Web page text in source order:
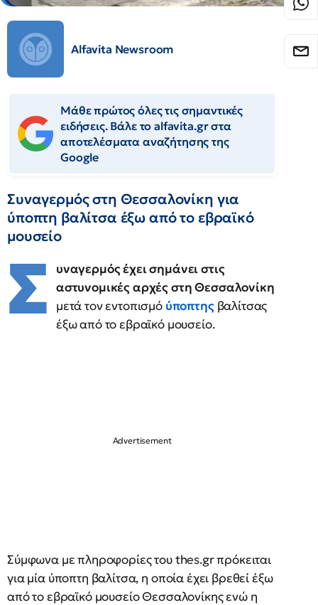
Alfavita Newsroom
Μάθε πρώτος όλες τις σημαντικές
ειδήσεις. Βάλε το alfavita.gr στα
αποτελέσματα αναζήτησης της
Google
Συναγερμός στη Θεσσαλονίκη για
ύποπτη βαλίτσα έξω από το εβραϊκό
μουσείο
Σ
υναγερμός έχει σημάνει στις
αστυνομικές αρχές στη Θεσσαλονίκη
μετά τον εντοπισμό ύποπτης βαλίτσας
έξω από το εβραϊκό μουσείο.
Σύμφωνα με πληροφορίες του thes.gr πρόκειται
για μία ύποπτη βαλίτσα, η οποία έχει βρεθεί έξω
από το εβραϊκό μουσείο Θεσσαλονίκης ενώ η